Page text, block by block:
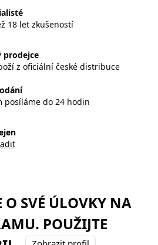
18 let zkušeností
prodejce
z oficiální české distribuce
posíláme do 24 hodin
O SVÉ ÚLOVKY NA
POUŽIJTE